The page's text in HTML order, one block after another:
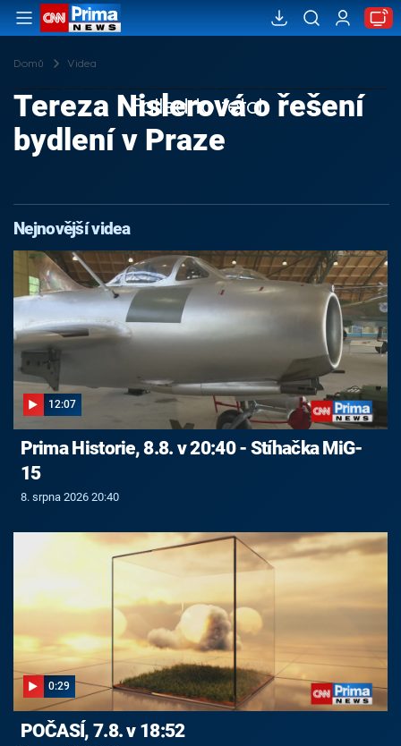
Domů Videa
Failed to fetch
Tereza Nislerová o řešení
bydlení v Praze
Nejnovější videa
12:07
Prima Historie, 8.8. v 20:40 - Stíhačka MiG-
15
8. srpna 2026 20:40
0:29
POČASÍ, 7.8. v 18:52